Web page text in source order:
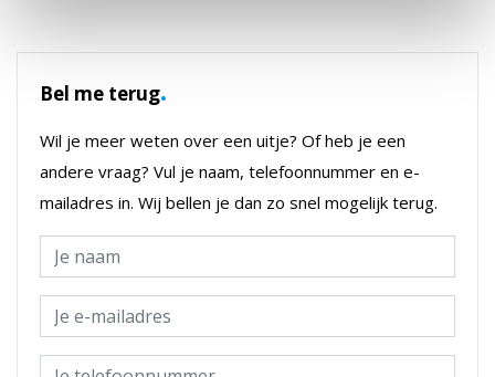
Bel me terug.
Wil je meer weten over een uitje? Of heb je een
andere vraag? Vul je naam, telefoonnummer en e-
mailadres in. Wij bellen je dan zo snel mogelijk terug.